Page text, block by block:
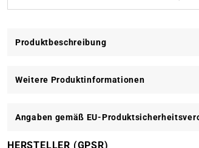
Produktbeschreibung
Weitere Produktinformationen
Angaben gemäß EU-
HERSTELLER (GPSR)